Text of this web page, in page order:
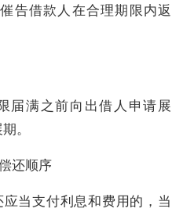
告借款人在合理期限内返
届满之前向出借人申请展
。
还顺序
当支付利息和费用的，当